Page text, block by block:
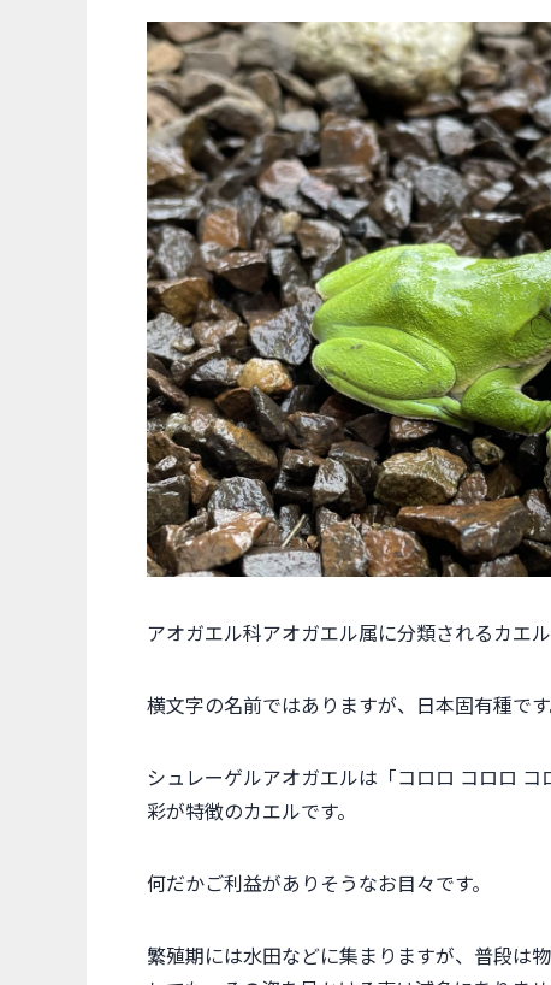
アオガエル科アオガエル属に分類されるカエル
横文字の名前ではありますが、日本固有種です
シュレーゲルアオガエルは「コロロ コロロ
彩が特徴のカエルです。
何だかご利益がありそうなお目々です。
繁殖期には水田などに集まりますが、普段は